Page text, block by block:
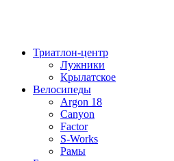
Триатлон-центр
Лужники
Крылатское
Велосипеды
Argon 18
Canyon
Factor
S-Works
Рамы